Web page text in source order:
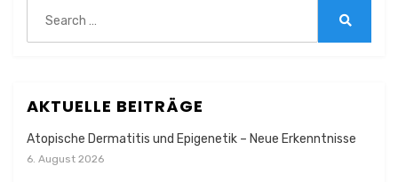
for:
AKTUELLE BEITRÄGE
Atopische Dermatitis und Epigenetik – Neue Erkenntnisse
6. August 2026